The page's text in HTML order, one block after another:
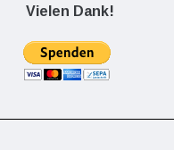
Vielen Dank!